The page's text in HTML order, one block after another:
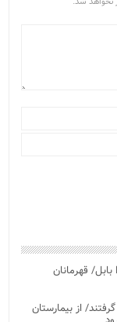
رقابت نفسگیر ۲۰ ورزشکار حرفه ای در باشگاه RX بابل/ قهرمانان
از بیمارستان